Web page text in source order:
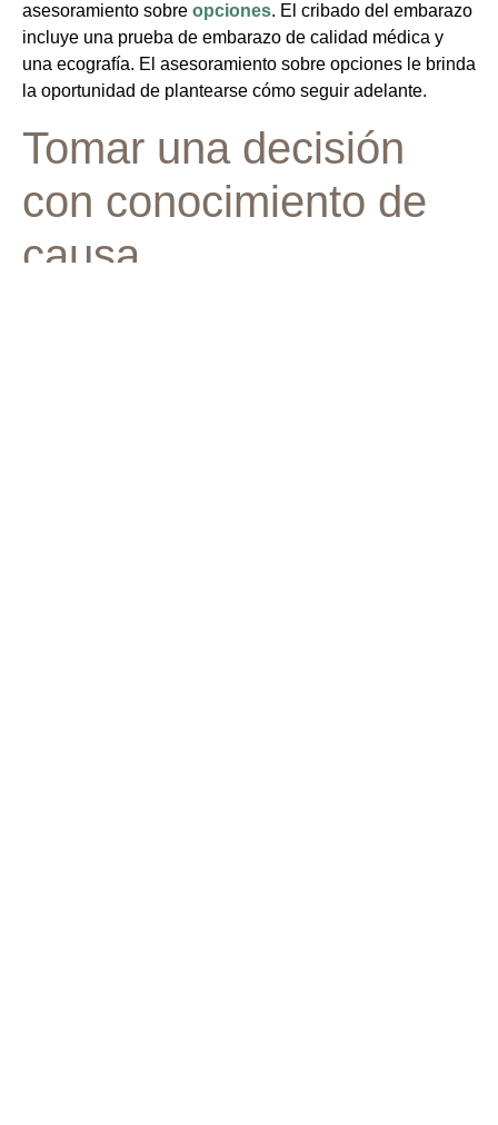
asesoramiento sobre opciones. El cribado del embarazo
incluye una prueba de embarazo de calidad médica y
una ecografía. El asesoramiento sobre opciones le brinda
la oportunidad de plantearse cómo seguir adelante.
Tomar una decisión
con conocimiento de
causa